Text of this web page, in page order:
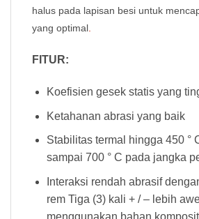
halus pada lapisan besi untuk
yang optimal.
FITUR:
Koefisien gesek statis yang
Ketahanan abrasi yang baik
Stabilitas termal hingga 450 °
sampai 700 ° C pada jangka
Interaksi rendah abrasif
rem Tiga (3) kali + / – lebih
menggunakan bahan